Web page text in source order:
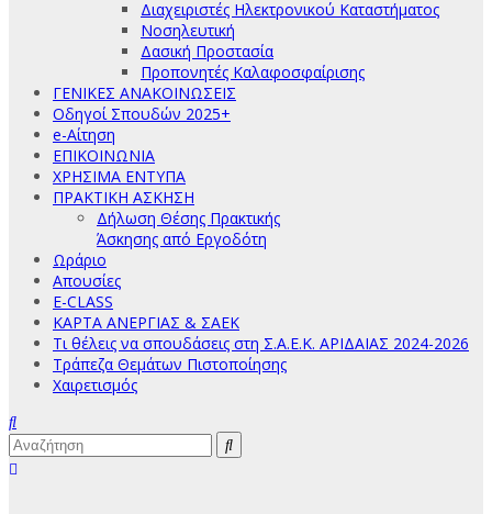
Διαχειριστές Ηλεκτρονικού Καταστήματος
Νοσηλευτική
Δασική Προστασία
Προπονητές Καλαφοσφαίρισης
ΓΕΝΙΚΕΣ ΑΝΑΚΟΙΝΩΣΕΙΣ
Οδηγοί Σπουδών 2025+
e-Αίτηση
ΕΠΙΚΟΙΝΩΝΙΑ
ΧΡΗΣΙΜΑ ΕΝΤΥΠΑ
ΠΡΑΚΤΙΚΗ ΑΣΚΗΣΗ
Δήλωση Θέσης Πρακτικής
Άσκησης από Εργοδότη
Ωράριο
Απουσίες
E-CLASS
ΚΑΡΤΑ ΑΝΕΡΓΙΑΣ & ΣΑΕΚ
Τι θέλεις να σπουδάσεις στη Σ.Α.Ε.Κ. ΑΡΙΔΑΙΑΣ 2024-2026
Τράπεζα Θεμάτων Πιστοποίησης
Χαιρετισμός